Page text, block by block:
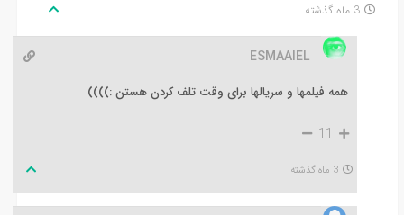
3 ماه گذشته
ESMAAIEL
همه فیلمها و سریالها برای وقت تلف کردن هستن :))))
11
3 ماه گذشته